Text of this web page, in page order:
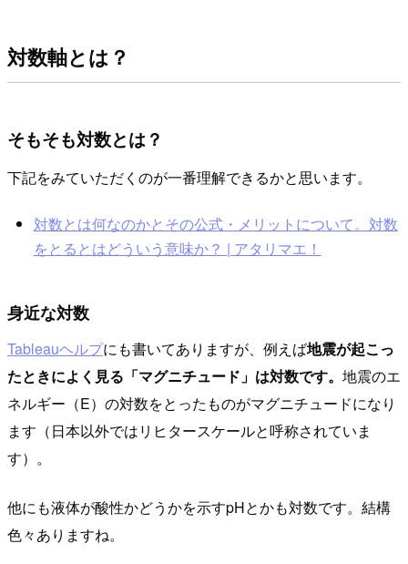
対数軸とは？
そもそも対数とは？
下記をみていただくのが一番理解できるかと思います。
対数とは何なのかとその公式・メリットについて。対数
をとるとはどういう意味か？ | アタリマエ！
身近な対数
Tableauヘルプにも書いてありますが、例えば地震が起こっ
たときによく見る「マグニチュード」は対数です。 地震のエ
ネルギー（E）の対数をとったものがマグニチュードになり
ます（日本以外ではリヒタースケールと呼称されていま
す）。
他にも液体が酸性かどうかを示すpHとかも対数です。結構
色々ありますね。